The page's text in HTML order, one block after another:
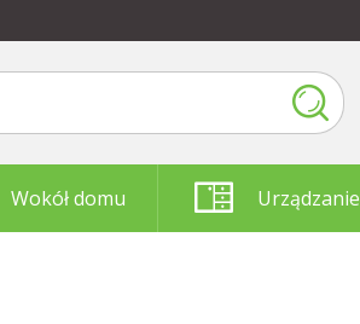
Wokół domu Urządzanie